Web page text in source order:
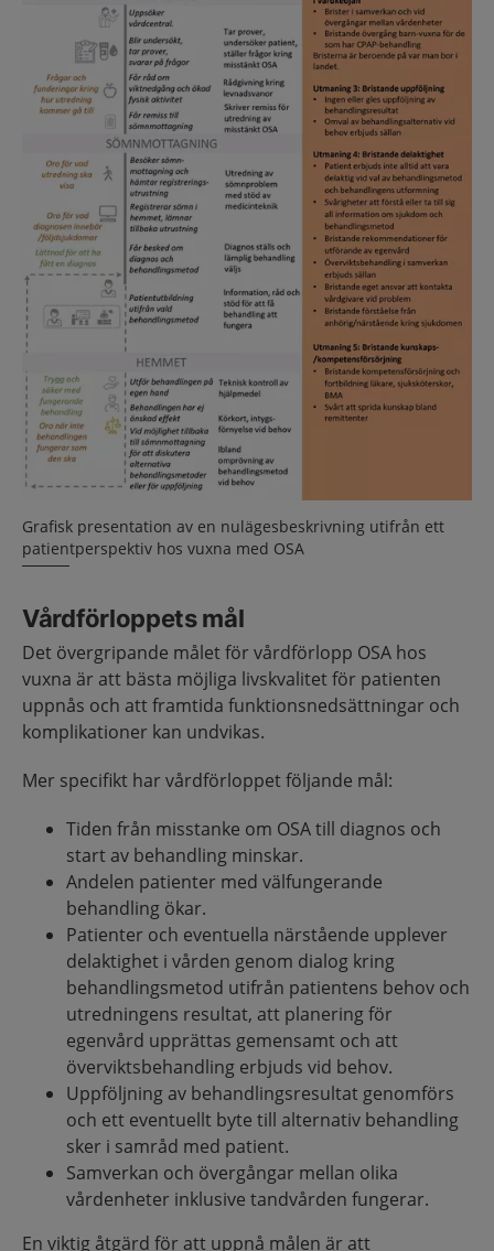
Grafisk presentation av en nulägesbeskrivning utifrån ett
patientperspektiv hos vuxna med OSA
Vårdförloppets mål
Det övergripande målet för vårdförlopp OSA hos
vuxna är att bästa möjliga livskvalitet för patienten
uppnås och att framtida funktionsnedsättningar och
komplikationer kan undvikas.
Mer specifikt har vårdförloppet följande mål:
Tiden från misstanke om OSA till diagnos och
start av behandling minskar.
Andelen patienter med välfungerande
behandling ökar.
Patienter och eventuella närstående upplever
delaktighet i vården genom dialog kring
behandlingsmetod utifrån patientens behov och
utredningens resultat, att planering för
egenvård upprättas gemensamt och att
överviktsbehandling erbjuds vid behov.
Uppföljning av behandlingsresultat genomförs
och ett eventuellt byte till alternativ behandling
sker i samråd med patient.
Samverkan och övergångar mellan olika
vårdenheter inklusive tandvården fungerar.
En viktig åtgärd för att uppnå målen är att